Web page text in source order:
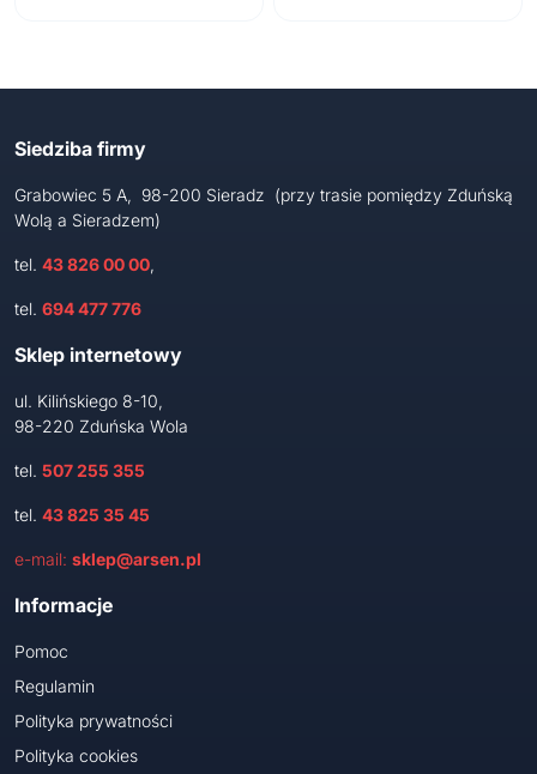
Siedziba firmy
Grabowiec 5 A, 98-200 Sieradz (przy trasie pomiędzy Zduńską
Wolą a Sieradzem)
tel. 43 826 00 00,
tel. 694 477 776
Sklep internetowy
ul. Kilińskiego 8-10,
98-220 Zduńska Wola
tel. 507 255 355
tel. 43 825 35 45
e-mail: sklep@arsen.pl
Informacje
Pomoc
Regulamin
Polityka prywatności
Polityka cookies